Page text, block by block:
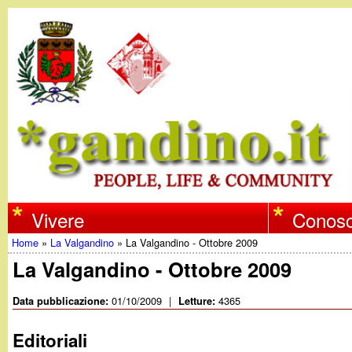
w
w
w
.
Vivere
Tu
sei
Home » La Valgandino » La Valgandino - Ottobre 2009
La Valgandino - Ottobre 2009
Data pubblicazione:01/10/2009 | Letture:4365
Editoriali